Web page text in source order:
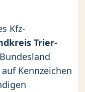
Kfz-
Trier-
Kennzeichen